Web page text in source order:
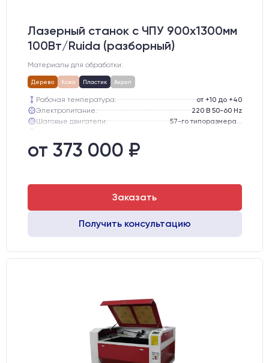
Лазерный станок c ЧПУ 900х1300мм
100Вт/Ruida (разборный)
Материалы для обработки:
Дерево Кожа Пластик Акрил
Рабочая температура:
от +10 до +40
Электропитание:
220 В 50-60 Hz
Шаговые двигатели:
Направляющие оси Y:
Направляющие оси Х:
от 373 000 ₽
Заказать
Получить консультацию